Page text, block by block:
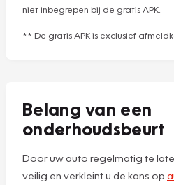
niet inbegrepen bij de gratis APK.
** De gratis APK is exclusief
Belang van een
onderhoudsbeurt
Door uw auto regelmatig te
veilig en verkleint u de kans op